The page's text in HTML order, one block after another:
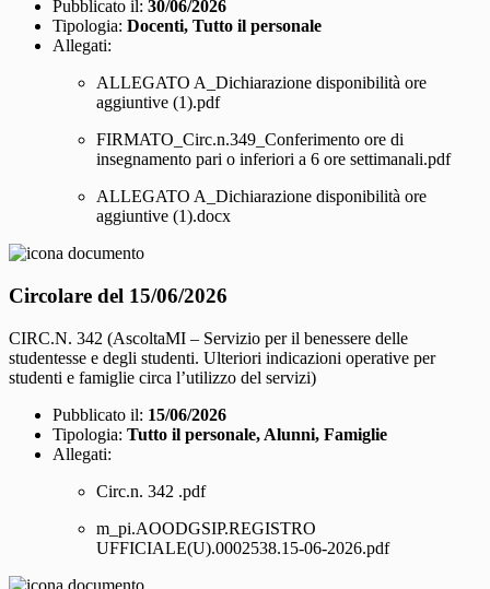
Pubblicato il: 30/06/2026
Tipologia: Docenti, Tutto il personale
Allegati:
ALLEGATO A_Dichiarazione disponibilità ore
aggiuntive (1).pdf
FIRMATO_Circ.n.349_Conferimento ore di
insegnamento pari o inferiori a 6 ore settimanali.pdf
ALLEGATO A_Dichiarazione disponibilità ore
aggiuntive (1).docx
Circolare del 15/06/2026
CIRC.N. 342 (AscoltaMI – Servizio per il benessere delle
studentesse e degli studenti. Ulteriori indicazioni operative per
studenti e famiglie circa l’utilizzo del servizi)
Pubblicato il: 15/06/2026
Tipologia: Tutto il personale, Alunni, Famiglie
Allegati:
Circ.n. 342 .pdf
m_pi.AOODGSIP.REGISTRO
UFFICIALE(U).0002538.15-06-2026.pdf